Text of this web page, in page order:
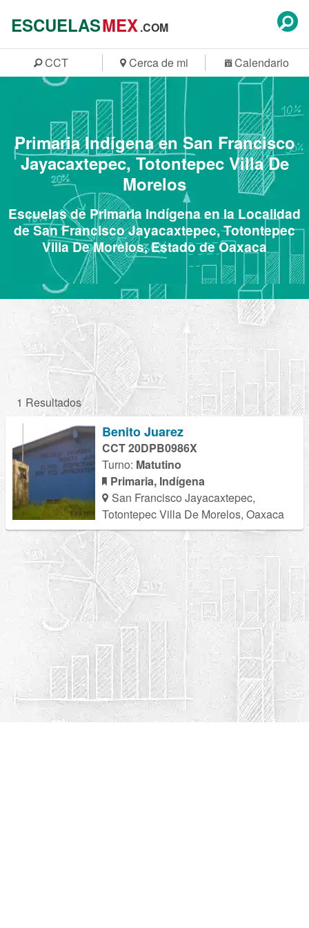
ESCUELASMEX.COM
CCT Cerca de mi Calendario
Primaria Indígena en San Francisco
Jayacaxtepec, Totontepec Villa De
Morelos
Escuelas de Primaria Indígena en la Localidad
de San Francisco Jayacaxtepec, Totontepec
Villa De Morelos, Estado de Oaxaca
1 Resultados
Benito Juarez
CCT 20DPB0986X
Turno: Matutino
Primaria, Indígena
San Francisco Jayacaxtepec,
Totontepec Villa De Morelos, Oaxaca